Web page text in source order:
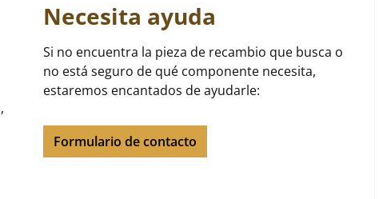
Necesita ayuda
Si no encuentra la pieza de recambio que busca o
no está seguro de qué componente necesita,
estaremos encantados de ayudarle:
Formulario de contacto